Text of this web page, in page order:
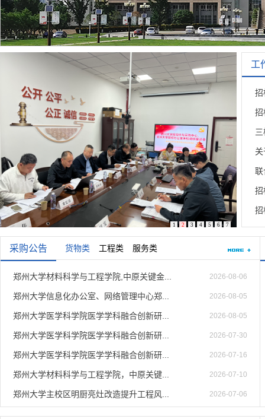
1 2 3 4 5 6 7
工
招
招
联
招
招
采购公告 货物类 工程类 服务类
郑州大学材料科学与工程学院,中原关键金... 2026-08-06
郑州大学信息化办公室、网络管理中心郑... 2026-08-05
郑州大学医学科学院医学学科融合创新研... 2026-08-05
郑州大学医学科学院医学学科融合创新研... 2026-07-30
郑州大学医学科学院医学学科融合创新研... 2026-07-16
郑州大学材料科学与工程学院，中原关键... 2026-07-10
郑州大学主校区明厨亮灶改造提升工程风... 2026-07-06